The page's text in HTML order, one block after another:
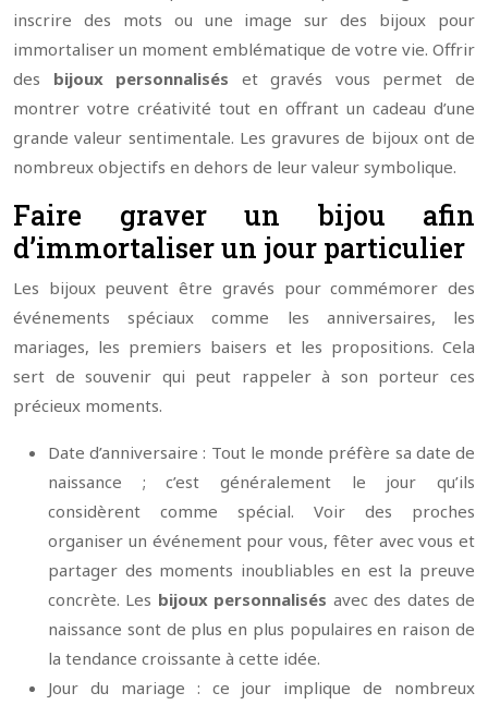
inscrire des mots ou une image sur des bijoux pour
immortaliser un moment emblématique de votre vie. Offrir
des bijoux personnalisés et gravés vous permet de
montrer votre créativité tout en offrant un cadeau d’une
grande valeur sentimentale. Les gravures de bijoux ont de
nombreux objectifs en dehors de leur valeur symbolique.
Faire graver un bijou afin
d’immortaliser un jour particulier
Les bijoux peuvent être gravés pour commémorer des
événements spéciaux comme les anniversaires, les
mariages, les premiers baisers et les propositions. Cela
sert de souvenir qui peut rappeler à son porteur ces
précieux moments.
Date d’anniversaire : Tout le monde préfère sa date de
naissance ; c’est généralement le jour qu’ils
considèrent comme spécial. Voir des proches
organiser un événement pour vous, fêter avec vous et
partager des moments inoubliables en est la preuve
concrète. Les bijoux personnalisés avec des dates de
naissance sont de plus en plus populaires en raison de
la tendance croissante à cette idée.
Jour du mariage : ce jour implique de nombreux